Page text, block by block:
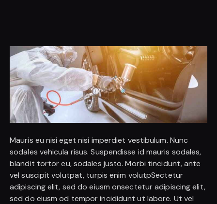
Mauris eu nisi eget nisi imperdiet vestibulum. Nunc
sodales vehicula risus. Suspendisse id mauris sodales,
blandit tortor eu, sodales justo. Morbi tincidunt, ante
vel suscipit volutpat, turpis enim volutpSectetur
adipiscing elit, sed do eiusm onsectetur adipiscing elit,
sed do eiusm od tempor incididunt ut labore. Ut vel